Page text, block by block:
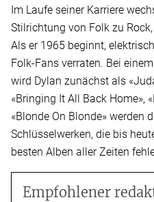
Im Laufe seiner Karriere
Stilrichtung von Folk zu
Als er 1965 beginnt,
Folk-Fans verraten. Bei
wird Dylan zunächst als
«Bringing It All Back Home»,
«Blonde On Blonde» werden
Schlüsselwerken, die bis
besten Alben aller Zeiten
Empfohlener